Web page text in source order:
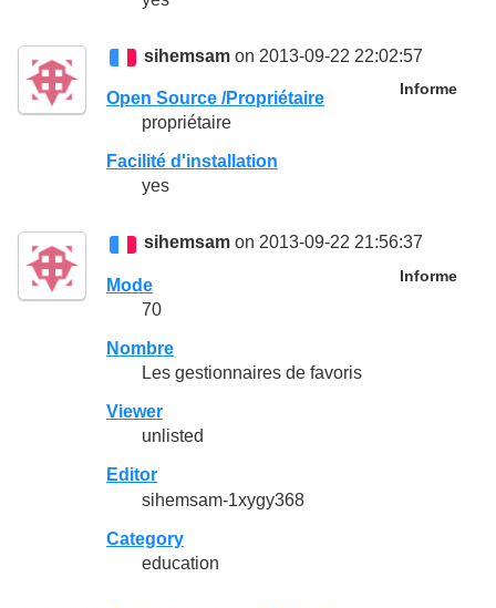
sihemsam on 2013-09-22 22:02:57
Informe
Open Source /Propriétaire
propriétaire
Facilité d'installation
yes
sihemsam on 2013-09-22 21:56:37
Informe
Mode
70
Nombre
Les gestionnaires de favoris
Viewer
unlisted
Editor
sihemsam-1xygy368
Category
education